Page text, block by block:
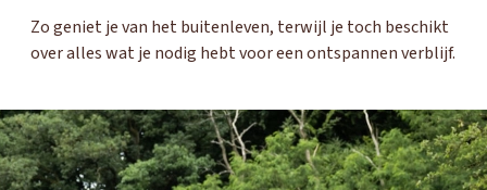
Zo geniet je van het buitenleven, terwijl je toch beschikt
over alles wat je nodig hebt voor een ontspannen verblijf.